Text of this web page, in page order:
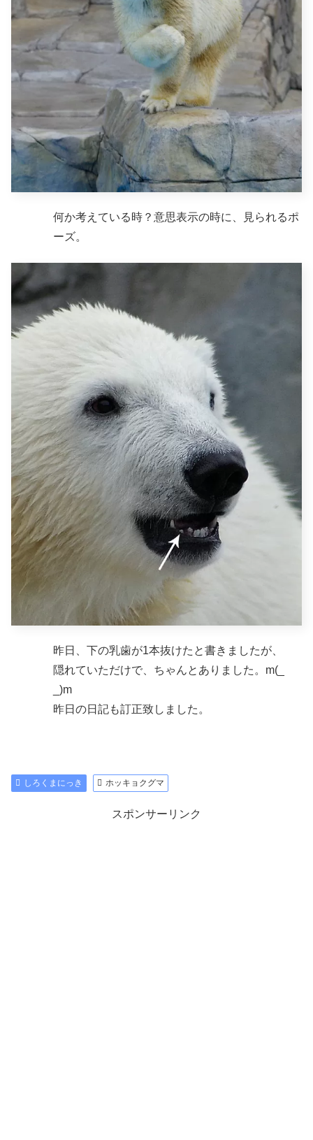
何か考えている時？意思表示の時に、見られるポ
ーズ。
昨日、下の乳歯が1本抜けたと書きましたが、
隠れていただけで、ちゃんとありました。m(_
_)m
昨日の日記も訂正致しました。
しろくまにっき ホッキョクグマ
スポンサーリンク